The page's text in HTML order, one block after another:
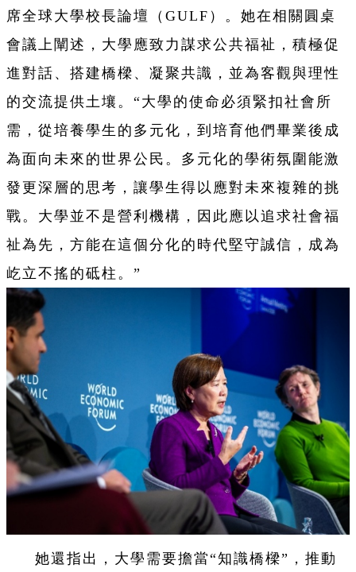
席全球大學校長論壇（GULF）。她在相關圓桌
會議上闡述，大學應致力謀求公共福祉，積極促
進對話、搭建橋樑、凝聚共識，並為客觀與理性
的交流提供土壤。 “大學的使命必須緊扣社會所
需，從培養學生的多元化，到培育他們畢業後成
為面向未來的世界公民。多元化的學術氛圍能激
發更深層的思考，讓學生得以應對未來複雜的挑
戰。大學並不是營利機構，因此應以追求社會福
祉為先，方能在這個分化的時代堅守誠信，成為
屹立不搖的砥柱。”
她還指出，大學需要擔當“知識橋樑”，推動